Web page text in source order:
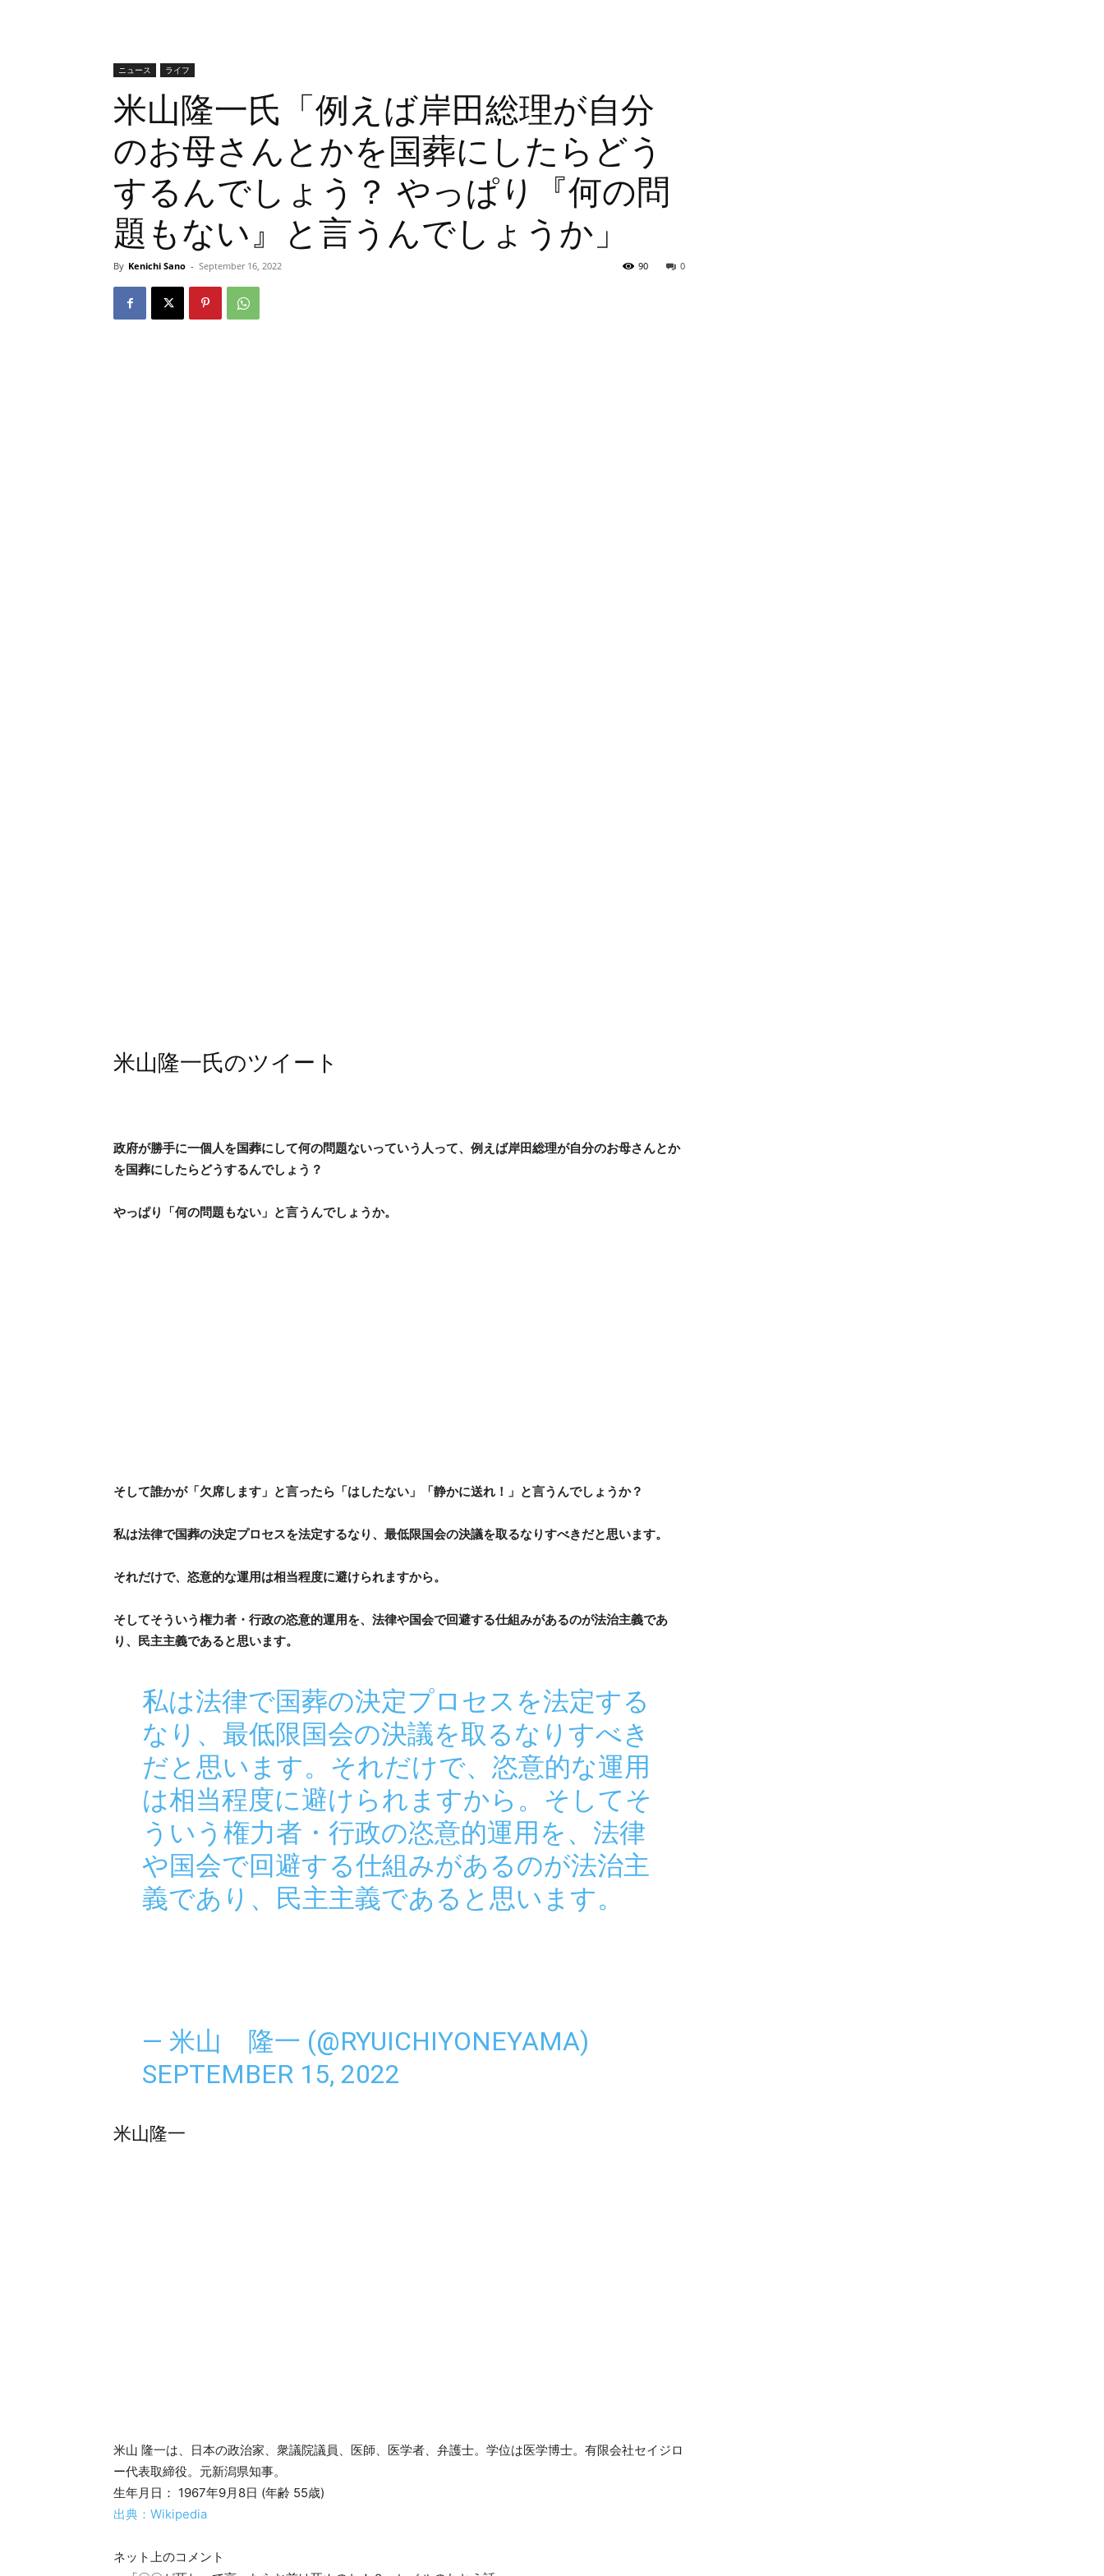
ニュース ライフ
米山隆一氏「例えば岸田総理が自分
のお母さんとかを国葬にしたらどう
するんでしょう？ やっぱり『何の問
題もない』と言うんでしょうか」
By Kenichi Sano - September 16, 2022 0
90
米山隆一氏のツイート
政府が勝手に一個人を国葬にして何の問題ないっていう人って、例えば岸田総理が自分のお母さんとか
を国葬にしたらどうするんでしょう？
やっぱり「何の問題もない」と言うんでしょうか。
そして誰かが「欠席します」と言ったら「はしたない」「静かに送れ！」と言うんでしょうか？
私は法律で国葬の決定プロセスを法定するなり、最低限国会の決議を取るなりすべきだと思います。
それだけで、恣意的な運用は相当程度に避けられますから。
そしてそういう権力者・行政の恣意的運用を、法律や国会で回避する仕組みがあるのが法治主義であ
り、民主主義であると思います。
私は法律で国葬の決定プロセスを法定する
なり、最低限国会の決議を取るなりすべき
だと思います。それだけで、恣意的な運用
は相当程度に避けられますから。そしてそ
ういう権力者・行政の恣意的運用を、法律
や国会で回避する仕組みがあるのが法治主
義であり、民主主義であると思います。
— 米山 隆一 (@RYUICHIYONEYAMA)
SEPTEMBER 15, 2022
米山隆一
米山 隆一は、日本の政治家、衆議院議員、医師、医学者、弁護士。学位は医学博士。有限会社セイジロ
ー代表取締役。元新潟県知事。
生年月日： 1967年9月8日 (年齢 55歳)
出典：Wikipedia
ネット上のコメント